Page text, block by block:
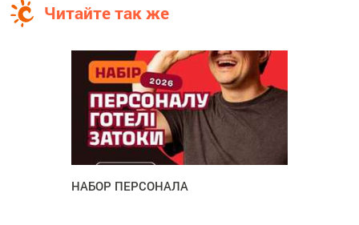
Читайте так же
НАБОР ПЕРСОНАЛА